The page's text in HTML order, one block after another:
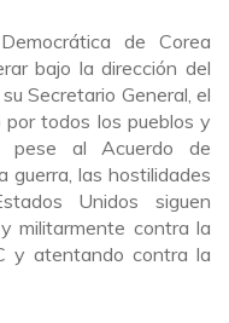
de Corea
bajo la dirección del
Secretario General, el
por todos los pueblos y
pese al Acuerdo de
guerra, las hostilidades
Unidos siguen
militarmente contra la
y atentando contra la